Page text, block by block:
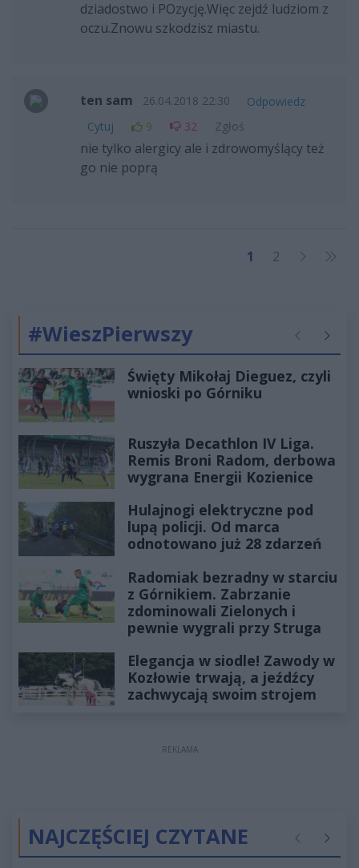
dziadostwo i POzycję.Więc zejdź ludziom z
oczu.Znowu szkodzisz miastu.
ten sam 26.04.2018 22:30
Odpowiedz
Cytuj
9 32 Zgłoś
nie tylko alergicy ale i zdrowomyślący też
go nie poprą
1 2
#WieszPierwszy Poprzednie
Święty Mikołaj Dieguez, czyli
wnioski po Górniku
Ruszyła Decathlon IV Liga.
Remis Broni Radom, derbowa
wygrana Energii Kozienice
Hulajnogi elektryczne pod
lupą policji. Od marca
odnotowano już 28 zdarzeń
Radomiak bezradny w starciu
z Górnikiem. Zabrzanie
zdominowali Zielonych i
pewnie wygrali przy Struga
Elegancja w siodle! Zawody w
Kozłowie trwają, a jeźdźcy
zachwycają swoim strojem
REKLAMA
NAJCZĘŚCIEJ CZYTANE Poprzednie